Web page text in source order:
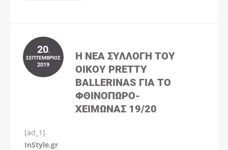
20.
ΣΕΠΤΈΜΒΡΙΟΣ
2019
Η ΝΈΑ ΣΥΛΛΟΓΉ ΤΟΥ
ΟΊΚΟΥ PRETTY
BALLERINAS ΓΙΑ ΤΟ
ΦΘΙΝΌΠΩΡΟ-
ΧΕΙΜΏΝΑΣ 19/20
[ad_1]
InStyle.gr